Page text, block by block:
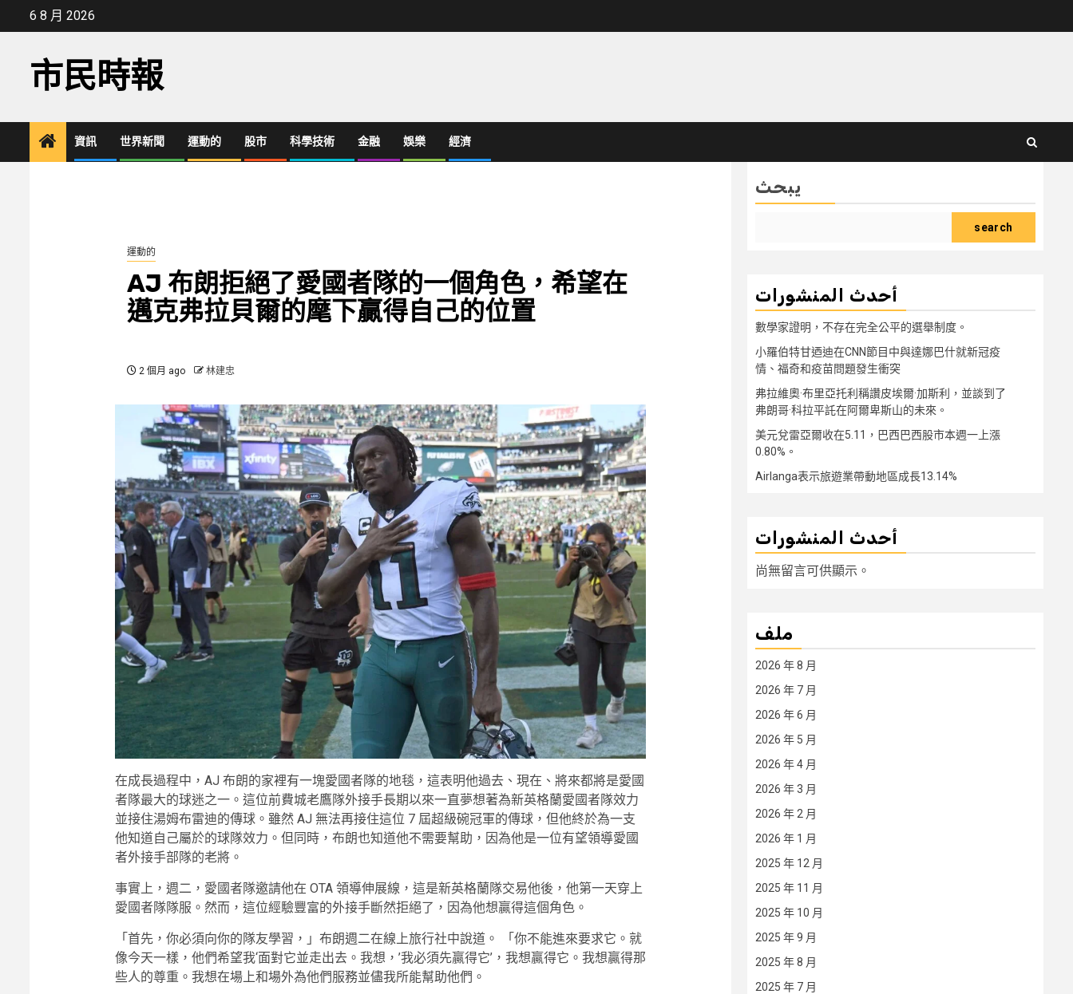
6 8 月 2026
市民時報
資訊 世界新聞 運動的 股市 科學技術 金融 娛樂 經濟
運動的
AJ 布朗拒絕了愛國者隊的一個角色，希望在
邁克弗拉貝爾的麾下贏得自己的位置
2 個月 ago 林建忠
在成長過程中，AJ 布朗的家裡有一塊愛國者隊的地毯，這表明他過去、現在、將來都將是愛國
者隊最大的球迷之一。這位前費城老鷹隊外接手長期以來一直夢想著為新英格蘭愛國者隊效力
並接住湯姆布雷迪的傳球。雖然 AJ 無法再接住這位 7 屆超級碗冠軍的傳球，但他終於為一支
他知道自己屬於的球隊效力。但同時，布朗也知道他不需要幫助，因為他是一位有望領導愛國
者外接手部隊的老將。
事實上，週二，愛國者隊邀請他在 OTA 領導伸展線，這是新英格蘭隊交易他後，他第一天穿上
愛國者隊隊服。然而，這位經驗豐富的外接手斷然拒絕了，因為他想贏得這個角色。
「首先，你必須向你的隊友學習，」布朗週二在線上旅行社中說道。 「你不能進來要求它。就
像今天一樣，他們希望我‘面對它並走出去。我想，’我必須先贏得它’，我想贏得它。我想贏得那
些人的尊重。我想在場上和場外為他們服務並儘我所能幫助他們。
يبحث
search
أحدث المنشورات
數學家證明，不存在完全公平的選舉制度。
小羅伯特甘迺迪在CNN節目中與達娜巴什就新冠疫
情、福奇和疫苗問題發生衝突
弗拉維奧·布里亞托利稱讚皮埃爾·加斯利，並談到了
弗朗哥·科拉平託在阿爾卑斯山的未來。
美元兌雷亞爾收在5.11，巴西巴西股市本週一上漲
0.80%。
Airlanga表示旅遊業帶動地區成長13.14%
أحدث المنشورات
尚無留言可供顯示。
ملف
2026 年 8 月
2026 年 7 月
2026 年 6 月
2026 年 5 月
2026 年 4 月
2026 年 3 月
2026 年 2 月
2026 年 1 月
2025 年 12 月
2025 年 11 月
2025 年 10 月
2025 年 9 月
2025 年 8 月
2025 年 7 月